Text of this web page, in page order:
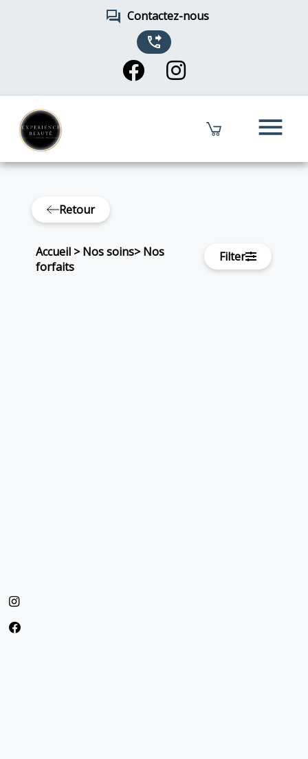
forum Contactez-nous
phone_forwarded
menu
Retour
Accueil >Nos soins>Nos
forfaits
Filter